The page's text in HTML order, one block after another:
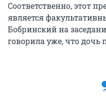
Соответственно, этот
является
Бобринский на
говорила уже, что дочь